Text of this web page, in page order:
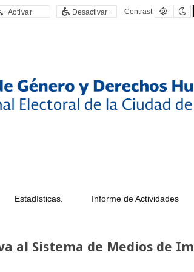
Activar Desactivar Contrast
Default
Estadísticas. Informe de Actividades
Sistema de Medios de